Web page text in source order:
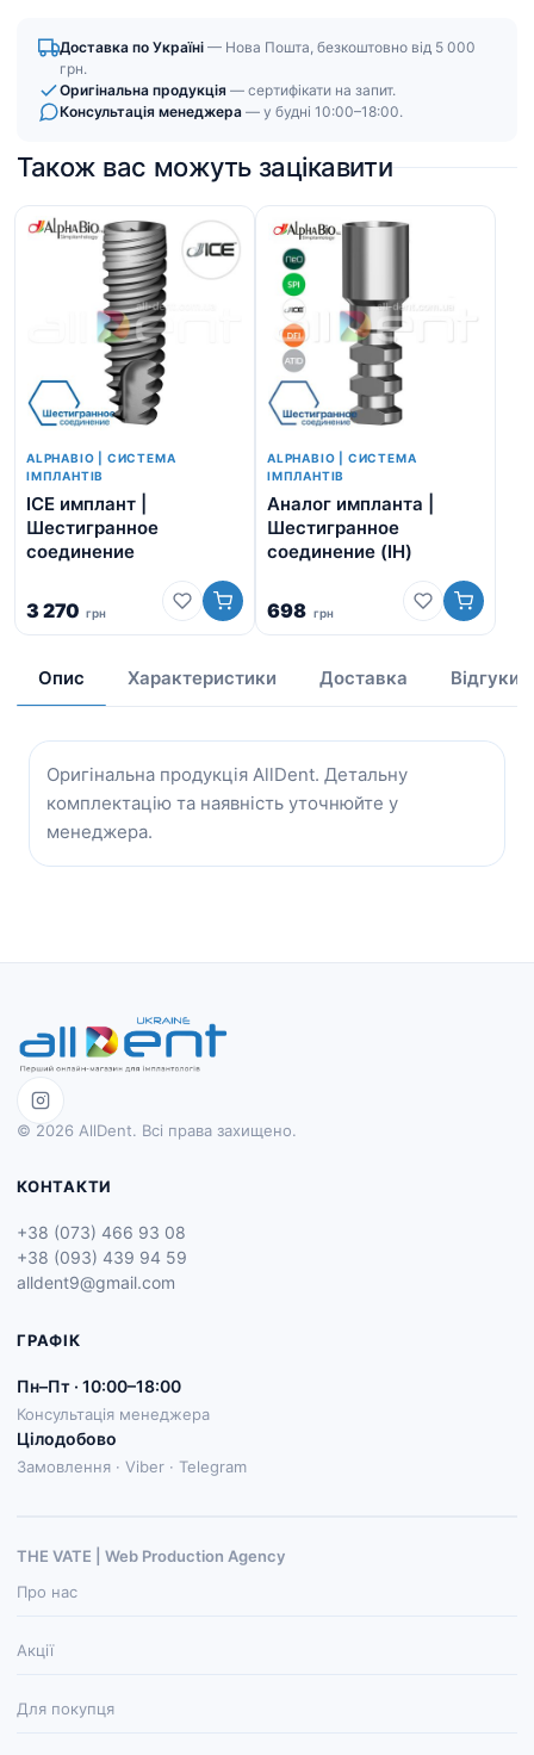
Доставка по Україні — Нова Пошта, безкоштовно від 5 000
грн.
Оригінальна продукція — сертифікати на запит.
Консультація менеджера — у будні 10:00–18:00.
Також вас можуть зацікавити
ALPHABIO | СИСТЕМА
ІМПЛАНТІВ
ICE имплант |
Шестигранное
соединение
3 270 грн
ALPHABIO | СИСТЕМА
ІМПЛАНТІВ
Аналог импланта |
Шестигранное
соединение (IH)
698 грн
Опис Характеристики Доставка Відгуки
Оригінальна продукція AllDent. Детальну
комплектацію та наявність уточнюйте у
менеджера.
© 2026 AllDent. Всі права захищено.
КОНТАКТИ
+38 (073) 466 93 08
+38 (093) 439 94 59
alldent9@gmail.com
ГРАФІК
Пн–Пт · 10:00–18:00
Консультація менеджера
Цілодобово
Замовлення · Viber · Telegram
THE VATE | Web Production Agenсy
Про нас
Акції
Для покупця